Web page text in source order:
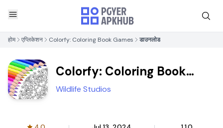
होम एप्लिकेशन Colorfy: Coloring Book Games डाउनलोड
Colorfy: Coloring Book
Games
Wildlife Studios